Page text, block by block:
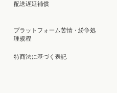
配送遅延補償
プラットフォーム苦情・紛争処
理規程
特商法に基づく表記